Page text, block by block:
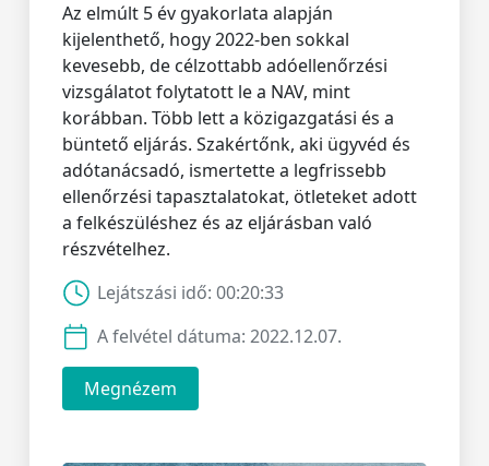
Az elmúlt 5 év gyakorlata alapján
kijelenthető, hogy 2022-ben sokkal
kevesebb, de célzottabb adóellenőrzési
vizsgálatot folytatott le a NAV, mint
korábban. Több lett a közigazgatási és a
büntető eljárás. Szakértőnk, aki ügyvéd és
adótanácsadó, ismertette a legfrissebb
ellenőrzési tapasztalatokat, ötleteket adott
a felkészüléshez és az eljárásban való
részvételhez.
Lejátszási idő: 00:20:33
A felvétel dátuma: 2022.12.07.
Megnézem